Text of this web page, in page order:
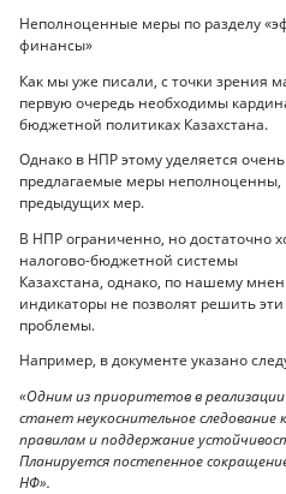
Неполноценные меры по разделу
финансы»
Как мы уже писали, с точки зрения
первую очередь необходимы
бюджетной политиках Казахстана.
Однако в НПР этому уделяется
предлагаемые меры неполноценны,
предыдущих мер.
В НПР ограниченно, но достаточно
налогово-бюджетной системы
Казахстана, однако, по нашему
индикаторы не позволят решить эти
проблемы.
Например, в документе указано
«Одним из приоритетов в
станет неукоснительное
правилам и поддержание
Планируется постепенное
НФ».